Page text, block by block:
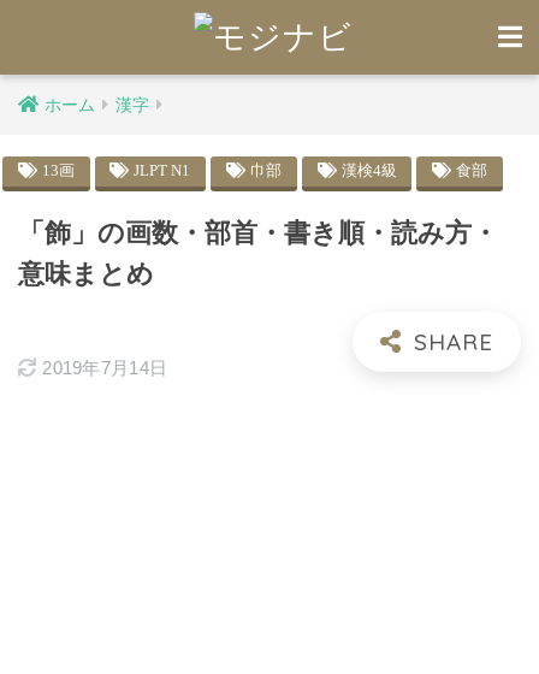
ホーム 漢字
13画 JLPT N1 巾部 漢検4級 食部
「飾」の画数・部首・書き順・読み方・
意味まとめ
2019年7月14日